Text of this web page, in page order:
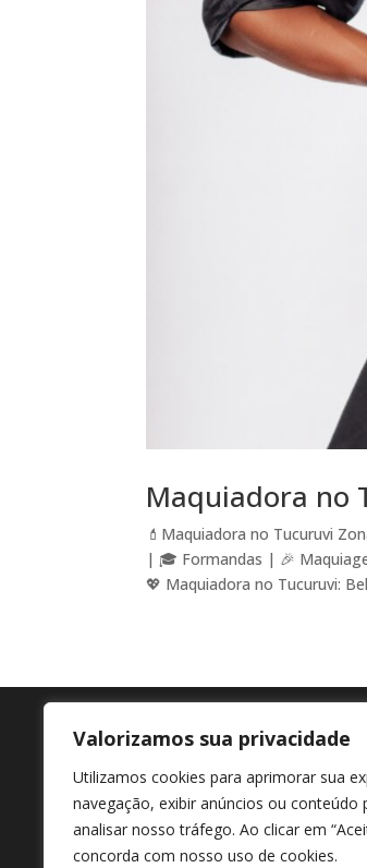
Valorizamos sua privacidade
Utilizamos cookies para aprimorar sua
navegação, exibir anúncios ou conteúdo
analisar nosso tráfego. Ao clicar em
concorda com nosso uso de cookies.
Maquiadora no
💄Maquiadora no Tucuruvi
| 🎓 Formandas | 🎉
💖 Maquiadora no Tucuruvi:
Agende agora
+55 11 98807-7322